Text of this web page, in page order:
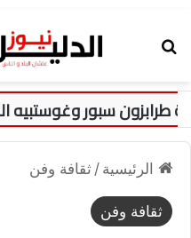
سبور وغوستبيه الودية
الرئيسية / ثقافة وفن
ثقافة وفن